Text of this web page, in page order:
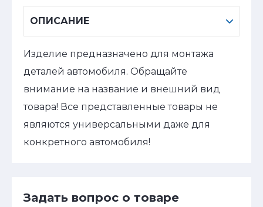
ОПИСАНИЕ
Изделие предназначено для монтажа
деталей автомобиля. Обращайте
внимание на название и внешний вид
товара! Все представленные товары не
являются универсальными даже для
конкретного автомобиля!
Задать вопрос о товаре